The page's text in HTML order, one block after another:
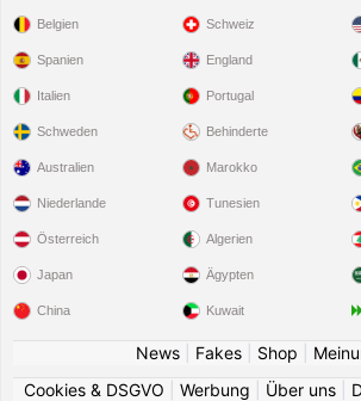
Belgien
Spanien
Italien
Schweden
Schweiz
England
Portugal
Behinderte
Australien
Niederlande
Österreich
Japan
China
Marokko
Tunesien
Algerien
Ägypten
Kuwait
News| Fakes| Shop
Cookies & DSGVO
Werbung Über uns